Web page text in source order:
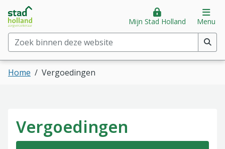
Direct naar hoofdinhoud
Direct naar hoofdmenu
Stad Holland Zorgverzekeraar
Zoek binnen deze website(min. 2 tekens)
Mijn Stad Holland Menu
Home Vergoedingen
Vergoedingen